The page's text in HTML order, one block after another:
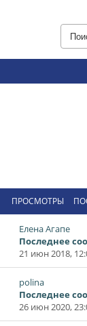
ПРОСМОТРЫ
Елена Агапе
Последнее
21 июн 2018,
polina
Последнее
26 июн 2020,